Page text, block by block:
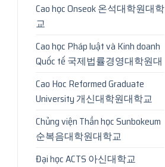
Cao học Onseok 온석대학원대학
교
Cao học Pháp luật và Kinh doanh
Quốc tế 국제법률경영대학원대
Cao Hoc Reformed Graduate
University 개신대학원대학교
Chủng viện Thần học Sunbokeum
순복음대학원대학교
Đại học ACTS 아신대학교